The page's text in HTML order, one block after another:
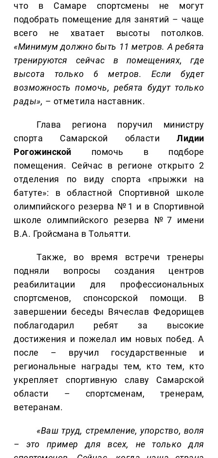
что в Самаре спортсмены не могут
подобрать помещение для занятий – чаще
всего не хватает высоты потолков.
«Минимум должно быть 11 метров. А ребята
тренируются сейчас в помещениях, где
высота только 6 метров. Если будет
возможность помочь, ребята будут только
рады», – отметила наставник.
Глава региона поручил министру
спорта Самарской областиЛидии
Рогожинской помочь в подборе
помещения. Сейчас в регионе открыто 2
отделения по виду спорта «прыжки на
батуте»: в областной Спортивной школе
олимпийского резерва №1 и в Спортивной
школе олимпийского резерва №7 имени
В.А. Гройсмана в Тольятти.
Также, во время встречи тренеры
подняли вопросы создания центров
реабилитации для профессиональных
спортсменов, спонсорской помощи. В
завершении беседы Вячеслав Федорищев
поблагодарил ребят за высокие
достижения и пожелал им новых побед. А
после – вручил государственные и
региональные награды тем, кто тем, кто
укрепляет спортивную славу Самарской
области – спортсменам, тренерам,
ветеранам.
«Ваш труд, стремление, упорство, воля
– это пример для всех, не только для